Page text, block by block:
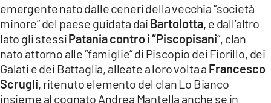
emergente nato dalle ceneri della vecchia “società
minore” del paese guidata dai Bartolotta, e dall’altro
lato gli stessiPatania contro i “Piscopisani”, clan
nato attorno alle “famiglie” di Piscopio dei Fiorillo, dei
Galati e dei Battaglia, alleate a loro volta a Francesco
Scrugli, ritenuto elemento del clan Lo Bianco
insieme al cognato Andrea Mantella anche se in